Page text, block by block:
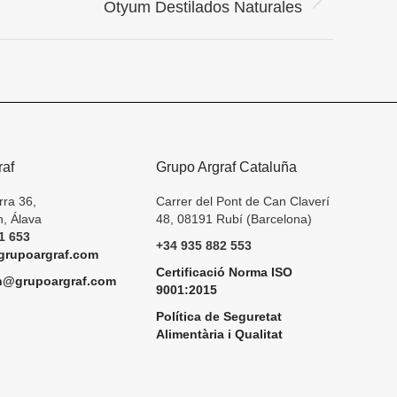
Otyum Destilados Naturales
36,
Álava
653
Grupo Argraf Cataluña
Carrer del Pont de Can Claverí
48, 08191 Rubí (Barcelona)
+34 935 882 553
Certificació Norma ISO
9001:2015
Política de Seguretat
Alimentària i Qualitat